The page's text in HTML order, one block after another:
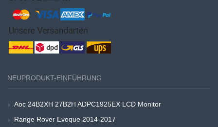
NEUPRODUKT-EINFÜHRUNG
Aoc 24B2XH 27B2H ADPC1925EX LCD Monitor
Range Rover Evoque 2014-2017